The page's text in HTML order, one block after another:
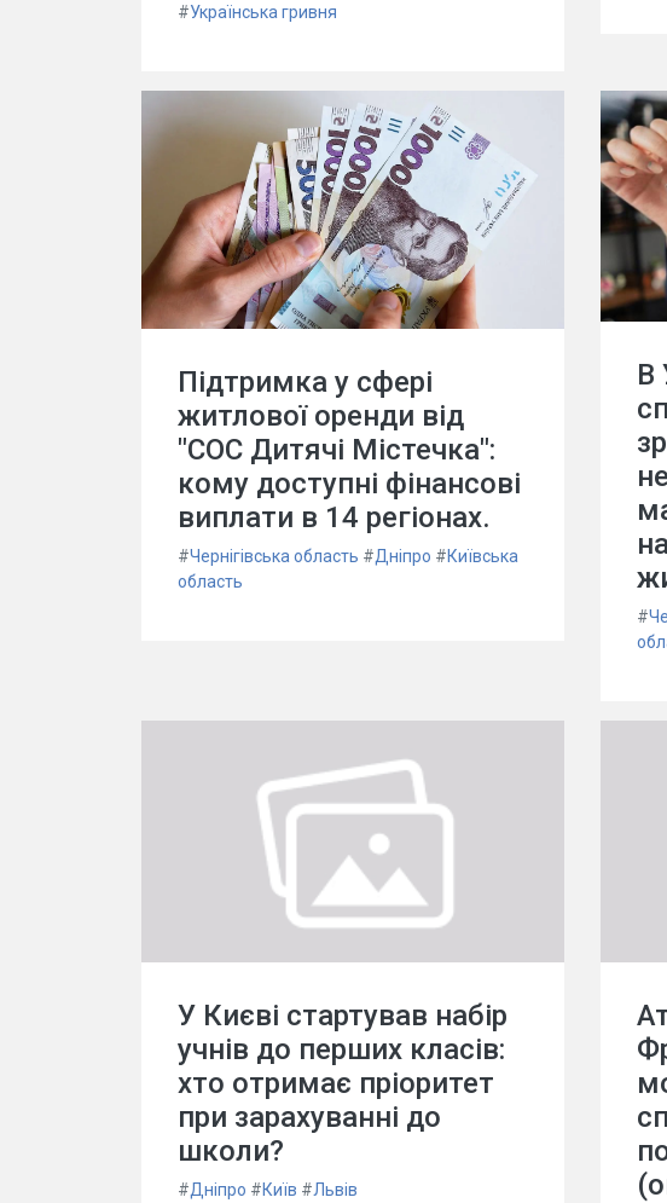
#Українська гривня
Підтримка у сфері
житлової оренди від
"СОС Дитячі Містечка":
кому доступні фінансові
виплати в 14 регіонах.
#Чернігівська область #Дніпро #Київська
область
В
#
У Києві стартував набір
учнів до перших класів:
хто отримає пріоритет
при зарахуванні до
школи?
#Дніпро #Київ #Львів